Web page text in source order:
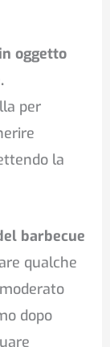
oggetto
per
la
barbecue
qualche
dopo